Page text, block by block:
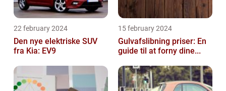
22 february 2024
Den nye elektriske SUV
fra Kia: EV9
15 february 2024
Gulvafslibning priser: En
guide til at forny dine...